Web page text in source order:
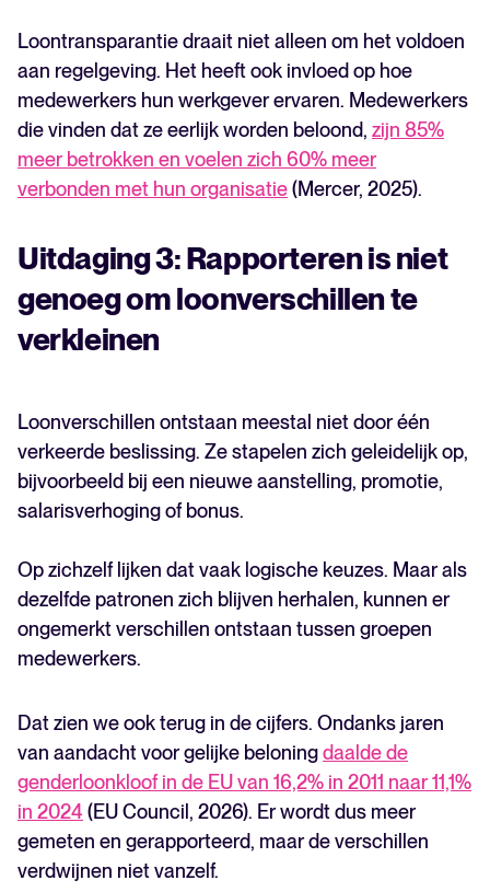
Loontransparantie draait niet alleen om het voldoen
aan regelgeving. Het heeft ook invloed op hoe
medewerkers hun werkgever ervaren. Medewerkers
die vinden dat ze eerlijk worden beloond, zijn 85%
meer betrokken en voelen zich 60% meer
verbonden met hun organisatie(Mercer, 2025).
Uitdaging 3: Rapporteren is niet
genoeg om loonverschillen te
verkleinen
Loonverschillen ontstaan meestal niet door één
verkeerde beslissing. Ze stapelen zich geleidelijk op,
bijvoorbeeld bij een nieuwe aanstelling, promotie,
salarisverhoging of bonus.
Op zichzelf lijken dat vaak logische keuzes. Maar als
dezelfde patronen zich blijven herhalen, kunnen er
ongemerkt verschillen ontstaan tussen groepen
medewerkers.
Dat zien we ook terug in de cijfers. Ondanks jaren
van aandacht voor gelijke beloningdaalde de
genderloonkloof in de EU van 16,2% in 2011 naar 11,1%
in 2024 (EU Council, 2026). Er wordt dus meer
gemeten en gerapporteerd, maar de verschillen
verdwijnen niet vanzelf.